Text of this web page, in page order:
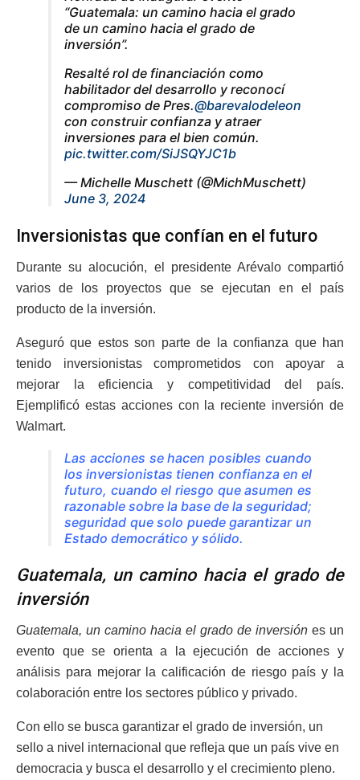
“Guatemala: un camino hacia el grado
de un camino hacia el grado de
inversión”.
Resalté rol de financiación como
habilitador del desarrollo y reconocí
compromiso de Pres.@barevalodeleon
con construir confianza y atraer
inversiones para el bien común.
pic.twitter.com/SiJSQYJC1b
— Michelle Muschett (@MichMuschett)
June 3, 2024
Inversionistas que confían en el futuro
Durante su alocución, el presidente Arévalo compartió
varios de los proyectos que se ejecutan en el país
producto de la inversión.
Aseguró que estos son parte de la confianza que han
tenido inversionistas comprometidos con apoyar a
mejorar la eficiencia y competitividad del país.
Ejemplificó estas acciones con la reciente inversión de
Walmart.
Las acciones se hacen posibles cuando
los inversionistas tienen confianza en el
futuro, cuando el riesgo que asumen es
razonable sobre la base de la seguridad;
seguridad que solo puede garantizar un
Estado democrático y sólido.
Guatemala, un camino hacia el grado de
inversión
Guatemala, un camino hacia el grado de inversión es un
evento que se orienta a la ejecución de acciones y
análisis para mejorar la calificación de riesgo país y la
colaboración entre los sectores público y privado.
Con ello se busca garantizar el grado de inversión, un
sello a nivel internacional que refleja que un país vive en
democracia y busca el desarrollo y el crecimiento pleno.